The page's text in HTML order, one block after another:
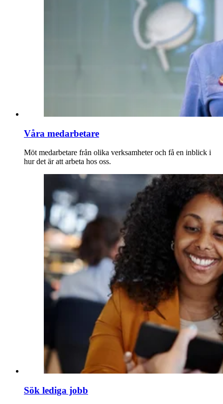
Våra medarbetare
Möt medarbetare från olika verksamheter och få en inblick i
hur det är att arbeta hos oss.
Sök lediga jobb